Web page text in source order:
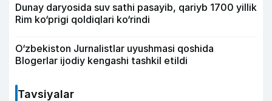
Dunay daryosida suv sathi pasayib, qariyb 1700 yillik
Rim ko‘prigi qoldiqlari ko‘rindi
O‘zbekiston Jurnalistlar uyushmasi qoshida
Blogerlar ijodiy kengashi tashkil etildi
Tavsiyalar